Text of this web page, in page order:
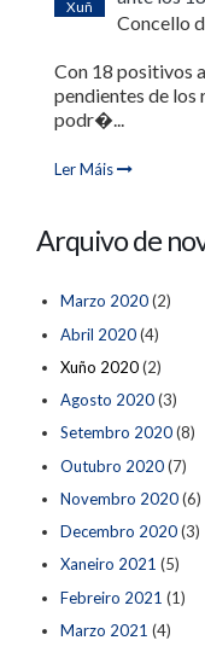
Xuñ
Concello
Con 18 positivos
pendientes de los
podr�...
Ler Máis
Arquivo de
Marzo 2020(2)
Abril 2020(4)
Xuño 2020(2)
Agosto 2020(3)
Setembro 2020(8)
Outubro 2020(7)
Novembro 2020(6)
Decembro 2020(3)
Xaneiro 2021 (5)
Febreiro 2021 (1)
Marzo 2021 (4)